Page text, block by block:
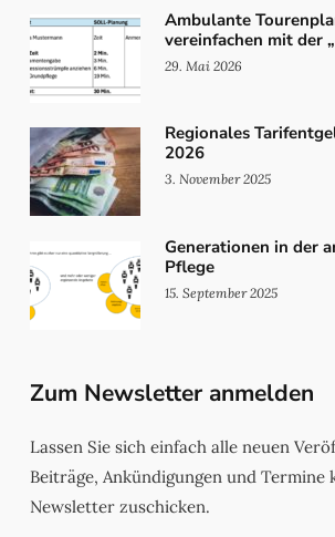
Ambulante
vereinfachen mit der
29. Mai 2026
Regionales
2026
3. November 2025
Generationen in der
Pflege
15. September 2025
Zum Newsletter anmelden
Lassen Sie sich einfach alle neuen
Beiträge, Ankündigungen und Termine
Newsletter zuschicken.